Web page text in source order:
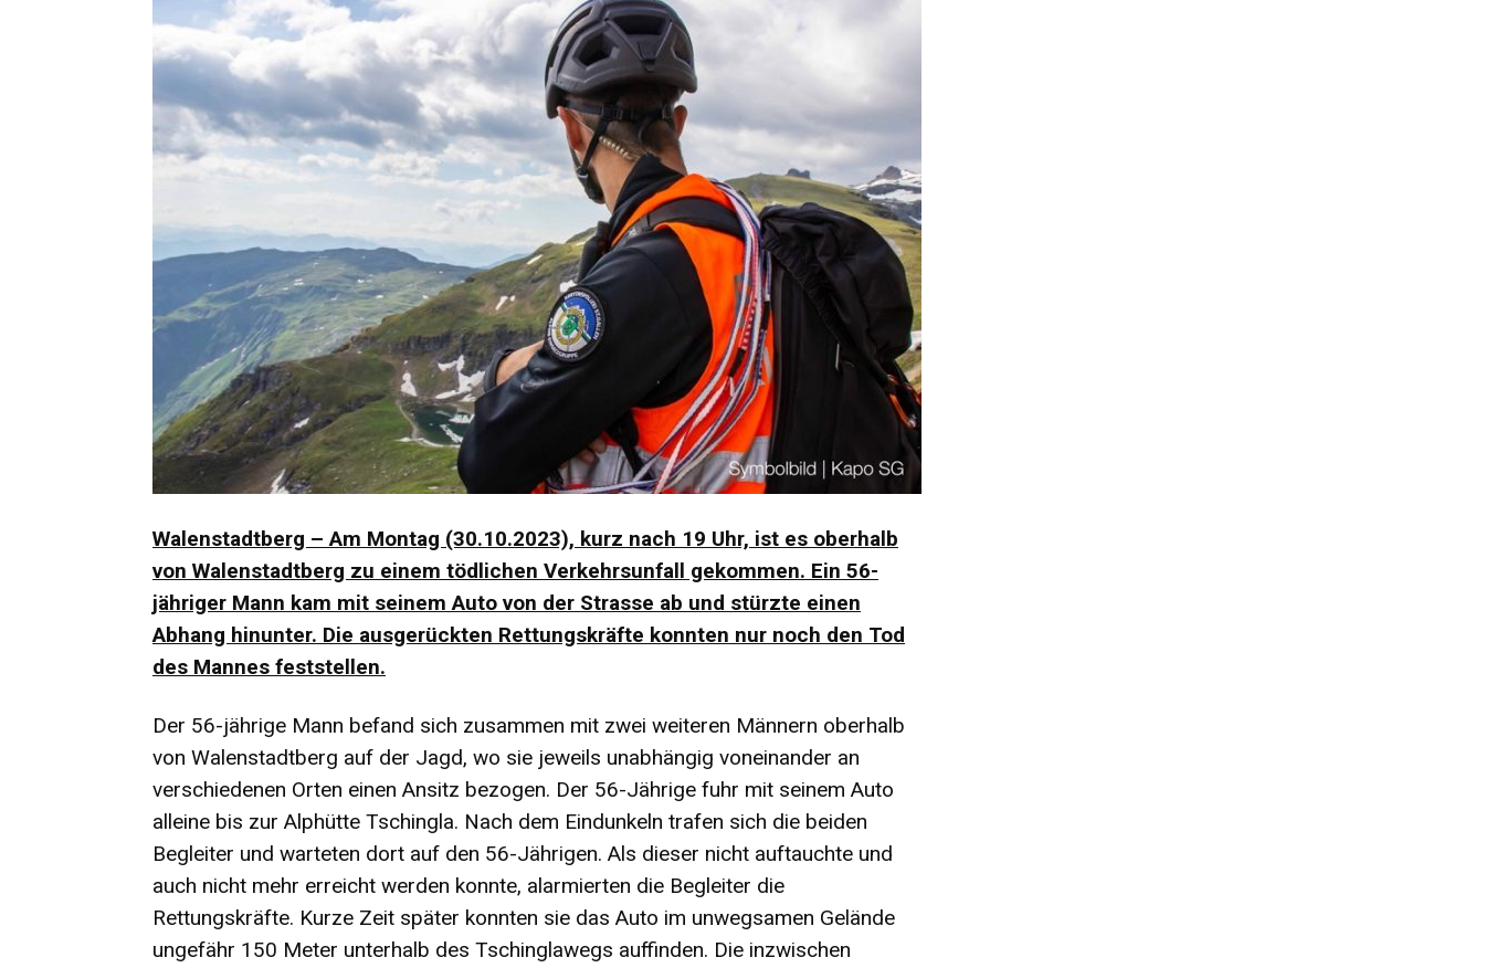
Walenstadtberg – Am Montag (30.10.2023), kurz nach 19 Uhr, ist es oberhalb
von Walenstadtberg zu einem tödlichen Verkehrsunfall gekommen. Ein 56-
jähriger Mann kam mit seinem Auto von der Strasse ab und stürzte einen
Abhang hinunter. Die ausgerückten Rettungskräfte konnten nur noch den Tod
des Mannes feststellen.
Der 56-jährige Mann befand sich zusammen mit zwei weiteren Männern oberhalb
von Walenstadtberg auf der Jagd, wo sie jeweils unabhängig voneinander an
verschiedenen Orten einen Ansitz bezogen. Der 56-Jährige fuhr mit seinem Auto
alleine bis zur Alphütte Tschingla. Nach dem Eindunkeln trafen sich die beiden
Begleiter und warteten dort auf den 56-Jährigen. Als dieser nicht auftauchte und
auch nicht mehr erreicht werden konnte, alarmierten die Begleiter die
Rettungskräfte. Kurze Zeit später konnten sie das Auto im unwegsamen Gelände
ungefähr 150 Meter unterhalb des Tschinglawegs auffinden. Die inzwischen